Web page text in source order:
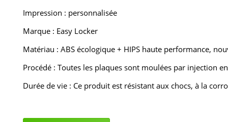
Impression : personnalisée
Marque : Easy Locker
Matériau : ABS écologique + HIPS haute performance,
Procédé : Toutes les plaques sont moulées par injection
Durée de vie : Ce produit est résistant aux chocs, à la